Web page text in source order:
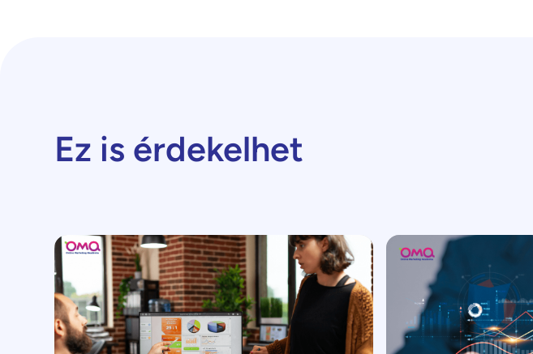
Ez is érdekelhet